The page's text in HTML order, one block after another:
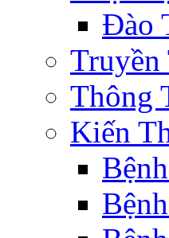
Đào
Truyền
Thông
Kiến